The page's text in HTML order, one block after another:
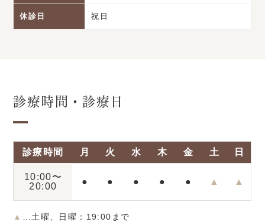
休診日 祝日
診療時間・診療日
診療時間 月 火 水 木 金 土 日
10:00〜
20:00
● ● ● ● ● ▲ ▲
▲
…土曜、日曜：19:00まで